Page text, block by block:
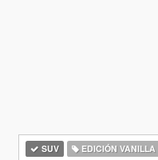
SUV EDICIÓN VANILLA